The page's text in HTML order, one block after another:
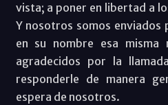
vista; a poner en libertad a
Y nosotros somos enviados
en su nombre esa misma
agradecidos por la
responderle de manera
espera de nosotros.